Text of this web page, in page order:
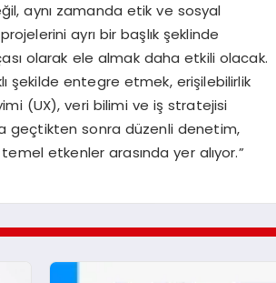
aynı zamanda etik ve sosyal
ayrı bir başlık şeklinde
olarak ele almak daha etkili olacak.
şekilde entegre etmek, erişilebilirlik
(UX), veri bilimi ve iş stratejisi
geçtikten sonra düzenli denetim,
etkenler arasında yer alıyor.”